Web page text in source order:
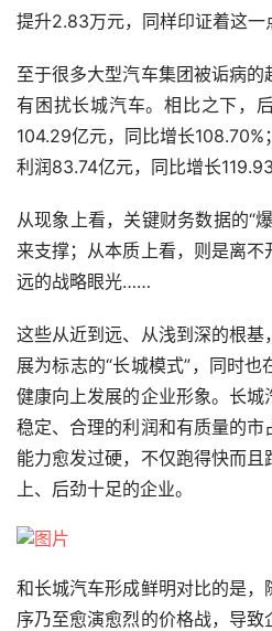
提升2.83万元，同样印证着这一
至于很多大型汽车集团被诟病
有困扰长城汽车。相比之下，
104.29亿元，同比增长
利润83.74亿元，同比增长
从现象上看，关键财务数据的“
来支撑；从本质上看，则是离
远的战略眼光……
这些从近到远、从浅到深的根
展为标志的“长城模式”，同时
健康向上发展的企业形象。长
稳定、合理的利润和有质量的市
能力愈发过硬，不仅跑得快而
上、后劲十足的企业。
和长城汽车形成鲜明对比的是
序乃至愈演愈烈的价格战，导致